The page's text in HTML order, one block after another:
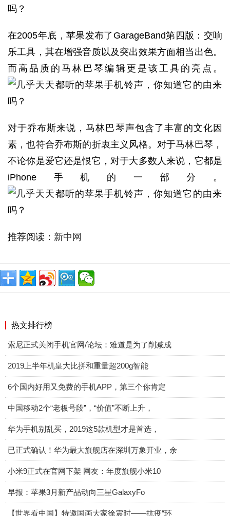
在2005年底，苹果发布了GarageBand第四版：交响
乐工具，其在增强音质以及突出效果方面相当出色。
而高品质的马林巴琴编辑更是该工具的亮点。
对于乔布斯来说，马林巴琴声包含了丰富的文化因
素，也符合乔布斯的折衷主义风格。对于马林巴琴，
不论你是爱它还是恨它，对于大多数人来说，它都是
iPhone手机的一部分。
推荐阅读： 新中网
热文排行榜
索尼正式关闭手机官网/论坛：难道是为了削减成
2019上半年机皇大比拼和重量超200g智能
6个国内好用又免费的手机APP，第三个你肯定
中国移动2个“老板号段”，“价值”不断上升，
华为手机别乱买，2019这5款机型才是首选，
已正式确认！华为最大旗舰店在深圳万象开业，余
小米9正式在官网下架 网友：年度旗舰小米10
早报：苹果3月新产品动向三星GalaxyFo
【世界看中国】特邀国画大家徐震时——抗疫“环